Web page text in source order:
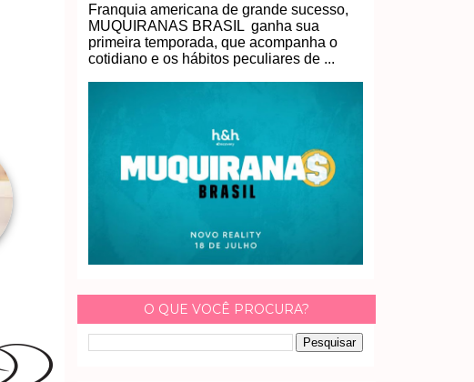
Franquia americana de grande sucesso,
MUQUIRANAS BRASIL ganha sua
primeira temporada, que acompanha o
cotidiano e os hábitos peculiares de ...
O QUE VOCÊ PROCURA?